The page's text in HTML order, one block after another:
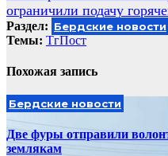
записям
ограничили подачу
Раздел: Бердские новости
Темы: ТгПост
Похожая запись
Бердские новости
Две фуры отправили
землякам